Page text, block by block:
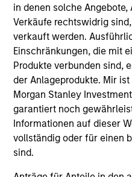
in denen solche
Verkäufe rechtswidrig
verkauft werden.
Einschränkungen, die mit
Produkte verbunden sind,
der Anlageprodukte. Mir
Morgan Stanley
garantiert noch
Informationen auf dieser
vollständig oder für einen
sind.
Pierre-Francois
Executive Director
+41 44 588-1021
Pierre-